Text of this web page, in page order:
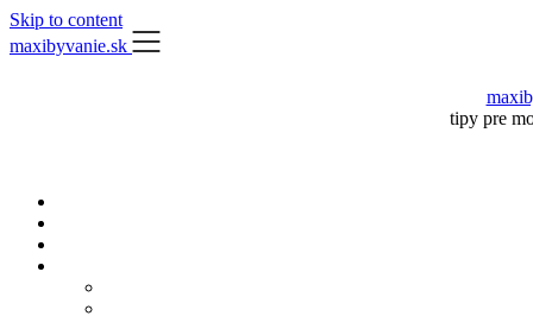
Skip to content
maxibyvanie.sk
tipy pre